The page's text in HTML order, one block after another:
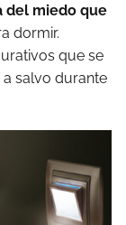
del miedo que
dormir.
que se
a salvo durante